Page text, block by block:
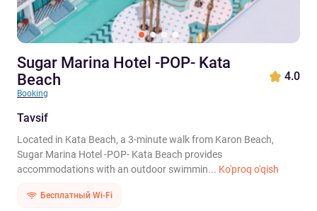
Sugar Marina Hotel -POP- Kata
Beach
Booking
4.0
Tavsif
Located in Kata Beach, a 3-minute walk from Karon Beach,
Sugar Marina Hotel -POP- Kata Beach provides
accommodations with an outdoor swimmin... Ko'proq o'qish
Бесплатный Wi-Fi